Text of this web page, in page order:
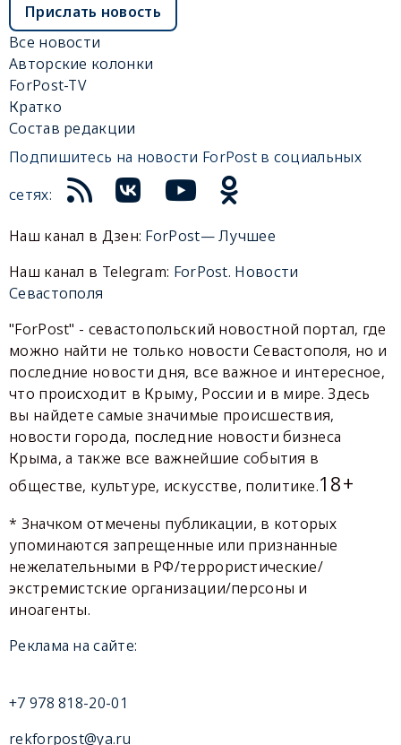
Прислать новость
Все новости
Авторские колонки
ForPost-TV
Кратко
Состав редакции
Подпишитесь на новости ForPost в социальных
сетях:
Наш канал в Дзен: ForPost— Лучшее
Наш канал в Telegram: ForPost. Новости
Севастополя
"ForPost" - севастопольский новостной портал, где
можно найти не только новости Севастополя, но и
последние новости дня, все важное и интересное,
что происходит в Крыму, России и в мире. Здесь
вы найдете самые значимые происшествия,
новости города, последние новости бизнеса
Крыма, а также все важнейшие события в
обществе, культуре, искусстве, политике.18+
* Значком отмечены публикации, в которых
упоминаются запрещенные или признанные
нежелательными в РФ/террористические/
экстремистские организации/персоны и
иноагенты.
Реклама на сайте:
+7 978 818-20-01
rekforpost@ya.ru